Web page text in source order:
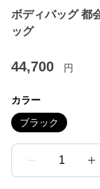
ボディバッグ 都
ッグ
44,700 円
カラー
ブラック
1